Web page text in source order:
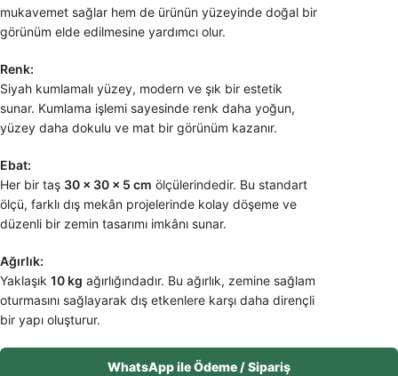
mukavemet sağlar hem de ürünün yüzeyinde doğal bir
görünüm elde edilmesine yardımcı olur.
Renk:
Siyah kumlamalı yüzey, modern ve şık bir estetik
sunar. Kumlama işlemi sayesinde renk daha yoğun,
yüzey daha dokulu ve mat bir görünüm kazanır.
Ebat:
Her bir taş 30 × 30 × 5 cm ölçülerindedir. Bu standart
ölçü, farklı dış mekân projelerinde kolay döşeme ve
düzenli bir zemin tasarımı imkânı sunar.
Ağırlık:
Yaklaşık 10 kg ağırlığındadır. Bu ağırlık, zemine sağlam
oturmasını sağlayarak dış etkenlere karşı daha dirençli
bir yapı oluşturur.
WhatsApp ile Ödeme / Sipariş